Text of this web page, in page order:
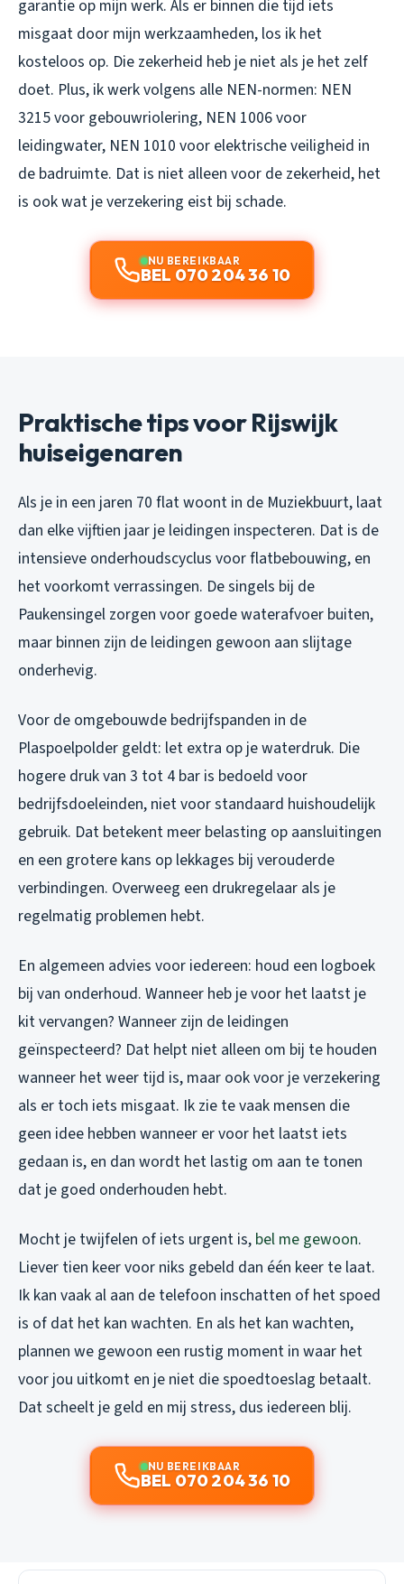
garantie op mijn werk. Als er binnen die tijd iets
misgaat door mijn werkzaamheden, los ik het
kosteloos op. Die zekerheid heb je niet als je het zelf
doet. Plus, ik werk volgens alle NEN-normen: NEN
3215 voor gebouwriolering, NEN 1006 voor
leidingwater, NEN 1010 voor elektrische veiligheid in
de badruimte. Dat is niet alleen voor de zekerheid, het
is ook wat je verzekering eist bij schade.
NU BEREIKBAAR
BEL 070 204 36 10
Praktische tips voor Rijswijk
huiseigenaren
Als je in een jaren 70 flat woont in de Muziekbuurt, laat
dan elke vijftien jaar je leidingen inspecteren. Dat is de
intensieve onderhoudscyclus voor flatbebouwing, en
het voorkomt verrassingen. De singels bij de
Paukensingel zorgen voor goede waterafvoer buiten,
maar binnen zijn de leidingen gewoon aan slijtage
onderhevig.
Voor de omgebouwde bedrijfspanden in de
Plaspoelpolder geldt: let extra op je waterdruk. Die
hogere druk van 3 tot 4 bar is bedoeld voor
bedrijfsdoeleinden, niet voor standaard huishoudelijk
gebruik. Dat betekent meer belasting op aansluitingen
en een grotere kans op lekkages bij verouderde
verbindingen. Overweeg een drukregelaar als je
regelmatig problemen hebt.
En algemeen advies voor iedereen: houd een logboek
bij van onderhoud. Wanneer heb je voor het laatst je
kit vervangen? Wanneer zijn de leidingen
geïnspecteerd? Dat helpt niet alleen om bij te houden
wanneer het weer tijd is, maar ook voor je verzekering
als er toch iets misgaat. Ik zie te vaak mensen die
geen idee hebben wanneer er voor het laatst iets
gedaan is, en dan wordt het lastig om aan te tonen
dat je goed onderhouden hebt.
Mocht je twijfelen of iets urgent is, bel me gewoon.
Liever tien keer voor niks gebeld dan één keer te laat.
Ik kan vaak al aan de telefoon inschatten of het spoed
is of dat het kan wachten. En als het kan wachten,
plannen we gewoon een rustig moment in waar het
voor jou uitkomt en je niet die spoedtoeslag betaalt.
Dat scheelt je geld en mij stress, dus iedereen blij.
NU BEREIKBAAR
BEL 070 204 36 10